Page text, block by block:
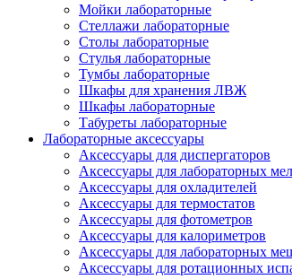
Мойки лабораторные
Стеллажи лабораторные
Столы лабораторные
Стулья лабораторные
Тумбы лабораторные
Шкафы для хранения ЛВЖ
Шкафы лабораторные
Табуреты лабораторные
Лабораторные аксессуары
Аксессуары для диспергаторов
Аксессуары для лабораторных
Аксессуары для охладителей
Аксессуары для термостатов
Аксессуары для фотометров
Аксессуары для калориметров
Аксессуары для лабораторных
Аксессуары для ротационных